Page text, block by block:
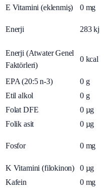
E Vitamini (eklenmiş) 0 mg
Enerji 283 kj
Enerji (Atwater Genel
Faktörleri)
0 kcal
EPA (20:5 n-3) 0 g
Etil alkol
0 g
Folat DFE
0 µg
Folik asit
0 µg
Fosfor 0 mg
K Vitamini (filokinon) 0 µg
Kafein
0 mg